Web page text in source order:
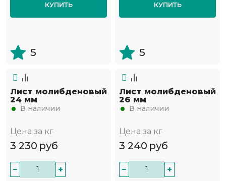
КУПИТЬ
5
КУПИТЬ
5
Лист молибденовый
24 мм
В наличии
Цена за кг
3 230 руб
− +
Лист молибденовый
26 мм
В наличии
Цена за кг
3 240 руб
− +